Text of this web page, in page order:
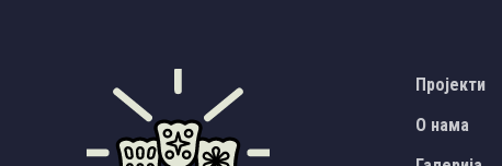
Пројекти
О нама